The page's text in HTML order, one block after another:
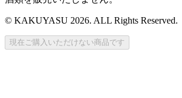
© KAKUYASU 2026. ALL Rights Reserved.
現在ご購入いただけない商品です